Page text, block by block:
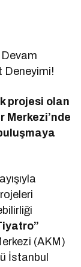
Devam
Deneyimi!
projesi olan
Merkezi’nde
(AKM)
İstanbul